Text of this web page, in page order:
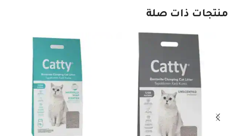
منتجات ذات صلة